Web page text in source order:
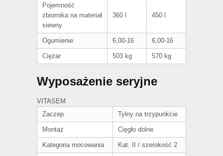
Pojemność
zbiornika na materiał
siewny
360 l 450 l
Ogumienie 6,00-16 6,00-16
Ciężar 503 kg 570 kg
Wyposażenie seryjne
VITASEM
Zaczep
Tylny na trzypunkcie
Montaż Cięgło dolne
Kategoria mocowania Kat. II / szerokość 2